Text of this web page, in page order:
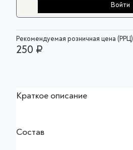
Войти
Рекомендуемая розничная цена (РРЦ)
250 ₽
Краткое описание
Состав